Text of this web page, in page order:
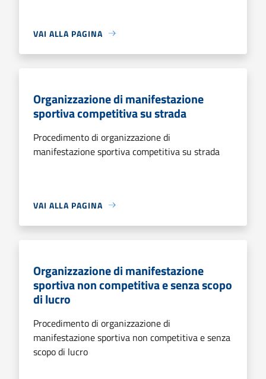
VAI ALLA PAGINA
Organizzazione di manifestazione
sportiva competitiva su strada
Procedimento di organizzazione di
manifestazione sportiva competitiva su strada
VAI ALLA PAGINA
Organizzazione di manifestazione
sportiva non competitiva e senza scopo
di lucro
Procedimento di organizzazione di
manifestazione sportiva non competitiva e senza
scopo di lucro